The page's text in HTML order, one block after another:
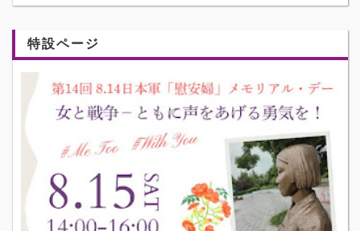
特設ページ